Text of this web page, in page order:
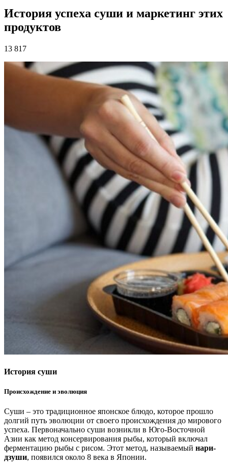
История успеха суши и маркетинг этих
продуктов
13 817
История суши
Происхождение и эволюция
Суши – это традиционное японское блюдо, которое прошло
долгий путь эволюции от своего происхождения до мирового
успеха. Первоначально суши возникли в Юго-Восточной
Азии как метод консервирования рыбы, который включал
ферментацию рыбы с рисом. Этот метод, называемый нари-
дзуши, появился около 8 века в Японии.